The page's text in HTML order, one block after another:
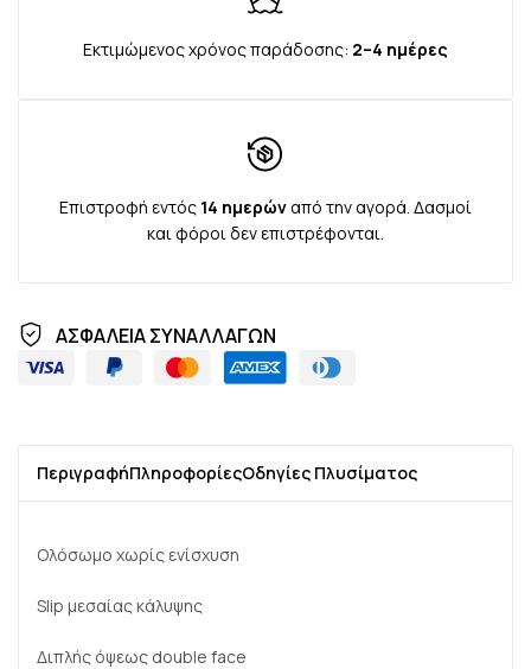
Εκτιμώμενος χρόνος παράδοσης: 2–4 ημέρες
Επιστροφή εντός 14 ημερώναπό την αγορά. Δασμοί
και φόροι δεν επιστρέφονται.
ΑΣΦΑΛΕΙΑ ΣΥΝΑΛΛΑΓΩΝ
ΠεριγραφήΠληροφορίεςΟδηγίες Πλυσίματος
Ολόσωμο χωρίς ενίσχυση
Slip μεσαίας κάλυψης
Διπλής όψεως double face